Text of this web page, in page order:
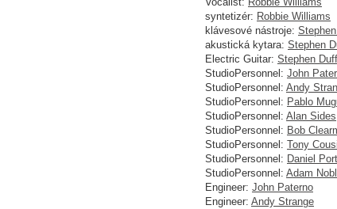
syntetizér: Robbie Williams
klávesové nástroje:
akustická kytara: Stephen
Electric Guitar: Stephen
StudioPersonnel: John
StudioPersonnel: Andy
StudioPersonnel: Pablo
StudioPersonnel: Alan Sides
StudioPersonnel: Bob
StudioPersonnel: Tony
StudioPersonnel: Daniel
StudioPersonnel: Adam
Engineer: John Paterno
Engineer: Andy Strange